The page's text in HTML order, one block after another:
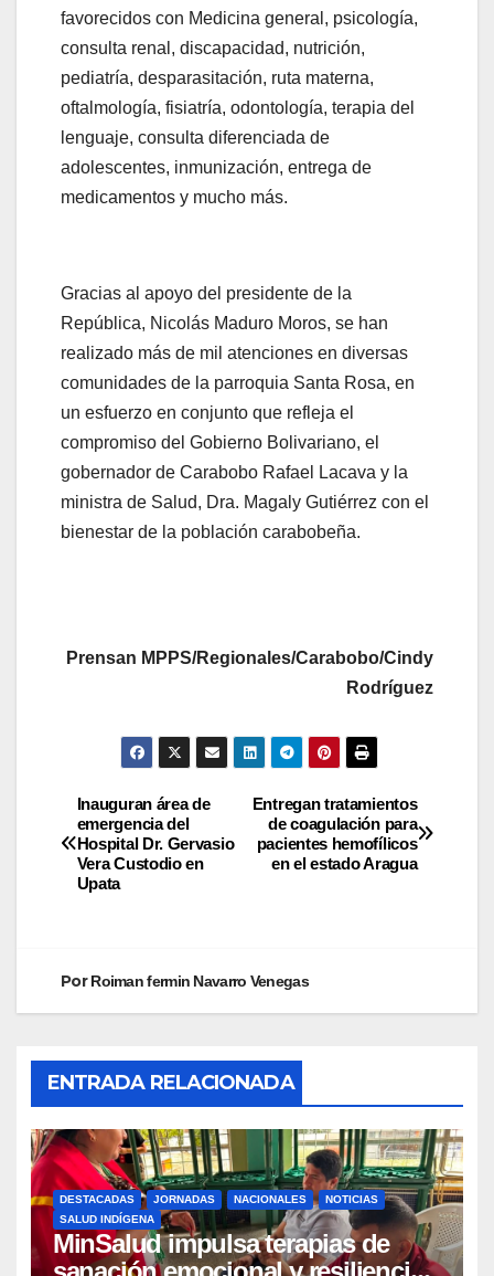
favorecidos con Medicina general, psicología,
consulta renal, discapacidad, nutrición,
pediatría, desparasitación, ruta materna,
oftalmología, fisiatría, odontología, terapia del
lenguaje, consulta diferenciada de
adolescentes, inmunización, entrega de
medicamentos y mucho más.
Gracias al apoyo del presidente de la
República, Nicolás Maduro Moros, se han
realizado más de mil atenciones en diversas
comunidades de la parroquia Santa Rosa, en
un esfuerzo en conjunto que refleja el
compromiso del Gobierno Bolivariano, el
gobernador de Carabobo Rafael Lacava y la
ministra de Salud, Dra. Magaly Gutiérrez con el
bienestar de la población carabobeña.
Prensan MPPS/Regionales/Carabobo/Cindy
Rodríguez
Entregan tratamientos
de coagulación para
pacientes hemofílicos
en el estado Aragua
Inauguran área de
emergencia del
Hospital Dr. Gervasio
Vera Custodio en
Upata
PorRoiman fermin Navarro Venegas
ENTRADA RELACIONADA
DESTACADAS JORNADAS NACIONALES
NOTICIAS
SALUD INDÍGENA
MinSalud impulsa terapias de